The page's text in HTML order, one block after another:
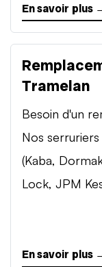
En savoir plus
Tramelan
Besoin d'un
Nos
(Kaba,
Lock, JPM
En savoir plus